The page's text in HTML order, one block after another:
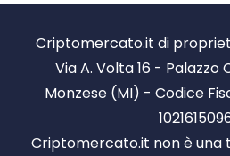
Criptomercato.it di proprietà
Via A. Volta 16 - Palazzo
Monzese (MI) - Codice
Criptomercato.it non è una